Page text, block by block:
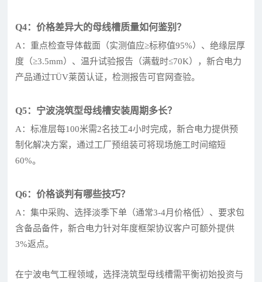
Q4：价格差异大的母线槽质量如何鉴别？
A：重点检查导体截面（实测值应≥标称值95%）、绝缘层厚
度（≥3.5mm）、温升试验报告（满载时≤70K），新合电力
产品通过TÜV莱茵认证，检测报告可官网查验。
Q5：宁波浇筑型母线槽安装周期多长？
A：标准层每100米需2名技工4小时完成，新合电力提供预
制化解决方案，通过工厂预组装可将现场施工时间缩短
60%。
Q6：价格谈判有哪些技巧？
A：集中采购、选择淡季下单（通常3-4月价格低）、要求包
含备品备件，新合电力针对年度框架协议客户可额外提供
3%返点。
在宁波电气工程领域，选择浇筑型母线槽需平衡初始投资与